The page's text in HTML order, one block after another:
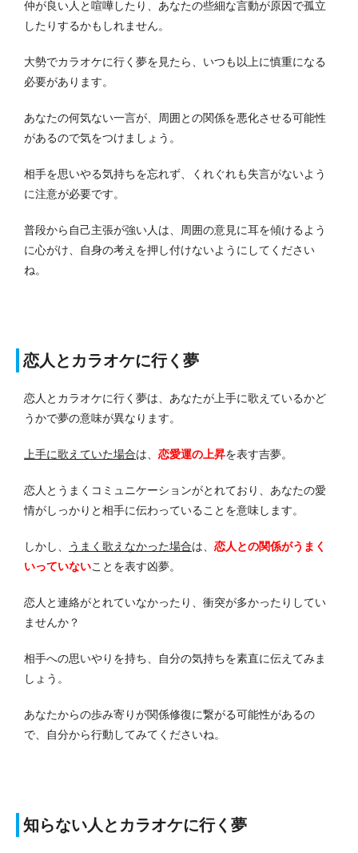
仲が良い人と喧嘩したり、あなたの些細な言動が原因で孤立
したりするかもしれません。
大勢でカラオケに行く夢を見たら、いつも以上に慎重になる
必要があります。
あなたの何気ない一言が、周囲との関係を悪化させる可能性
があるので気をつけましょう。
相手を思いやる気持ちを忘れず、くれぐれも失言がないよう
に注意が必要です。
普段から自己主張が強い人は、周囲の意見に耳を傾けるよう
に心がけ、自身の考えを押し付けないようにしてください
ね。
恋人とカラオケに行く夢
恋人とカラオケに行く夢は、あなたが上手に歌えているかど
うかで夢の意味が異なります。
上手に歌えていた場合は、 恋愛運の上昇を表す吉夢。
恋人とうまくコミュニケーションがとれており、あなたの愛
情がしっかりと相手に伝わっていることを意味します。
しかし、 うまく歌えなかった場合は、 恋人との関係がうまく
いっていないことを表す凶夢。
恋人と連絡がとれていなかったり、衝突が多かったりしてい
ませんか？
相手への思いやりを持ち、自分の気持ちを素直に伝えてみま
しょう。
あなたからの歩み寄りが関係修復に繋がる可能性があるの
で、自分から行動してみてくださいね。
知らない人とカラオケに行く夢